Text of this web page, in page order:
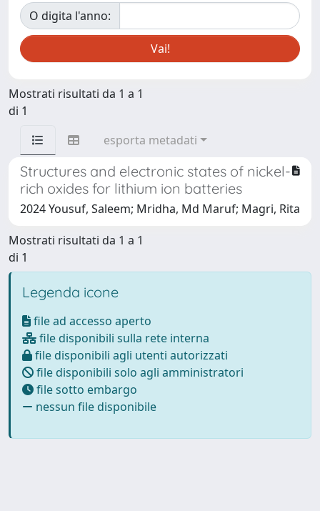
O digita l'anno:
Mostrati risultati da 1 a 1
di 1
esporta metadati
Structures and electronic states of nickel-
rich oxides for lithium ion batteries
2024 Yousuf, Saleem; Mridha, Md Maruf; Magri, Rita
Mostrati risultati da 1 a 1
di 1
Legenda icone
file ad accesso aperto
file disponibili sulla rete interna
file disponibili agli utenti autorizzati
file disponibili solo agli amministratori
file sotto embargo
nessun file disponibile